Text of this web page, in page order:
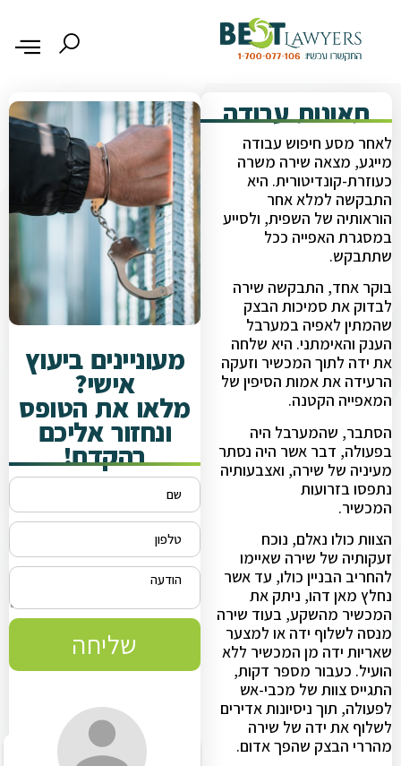
תאונות עבודה
לאחר מסע חיפוש עבודה
מייגע, מצאה שירה משרה
כעוזרת-קונדיטורית. היא
התבקשה למלא אחר
הוראותיה של השפית, ולסייע
במסגרת האפייה ככל
שתתבקש.
בוקר אחד, התבקשה שירה
לבדוק את סמיכות הבצק
שהמתין לאפיה במערבל
הענק והאימתני. היא שלחה
את ידה לתוך המכשיר וזעקה
הרעידה את אמות הסיפין של
המאפייה הקטנה.
הסתבר, שהמערבל היה
בפעולה, דבר אשר היה נסתר
מעיניה של שירה, ואצבעותיה
נתפסו בזרועות
המכשיר.
הצוות כולו נאלם, נוכח
זעקותיה של שירה שאיימו
להחריב הבניין כולו, עד אשר
נחלץ מאן דהו, ניתק את
המכשיר מהשקע, בעוד שירה
מנסה לשלוף ידה או למצער
שאריות ידה מן המכשיר ללא
הועיל. כעבור מספר דקות,
התגייס צוות של מכבי-אש
לפעולה, תוך ניסיונות אדירים
לשלוף את ידה של שירה
מהררי הבצק שהפך אדום.
מעוניינים ביעוץ
אישי?
מלאו את הטופס
ונחזור אליכם
בהקדם!
שליחה